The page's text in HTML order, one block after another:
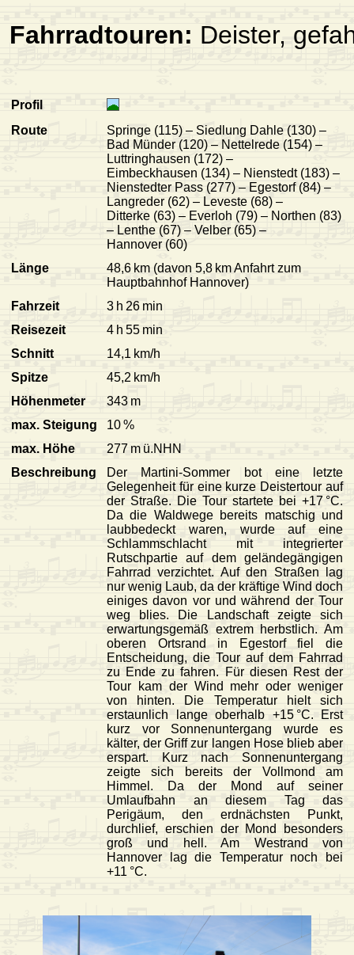
Fahrradtouren: Deister,
Profil
Route
Springe (115) – Siedlung Dahle (130) –
Bad Münder (120) – Nettelrede (154) –
Luttringhausen (172) –
Eimbeckhausen (134) – Nienstedt (183) –
Nienstedter Pass (277) – Egestorf (84) –
Langreder (62) – Leveste (68) –
Ditterke (63) – Everloh (79) – Northen (83)
– Lenthe (67) – Velber (65) –
Hannover (60)
Länge
48,6 km (davon 5,8 km Anfahrt zum
Hauptbahnhof Hannover)
Fahrzeit
3 h 26 min
Reisezeit
4 h 55 min
Schnitt
14,1 km/h
Spitze
45,2 km/h
Höhenmeter
343 m
max. Steigung
10 %
max. Höhe
277 m ü.NHN
Beschreibung
Der Martini-Sommer bot eine letzte
Gelegenheit für eine kurze Deistertour auf
der Straße. Die Tour startete bei +17 °C.
Da die Waldwege bereits matschig und
laubbedeckt waren, wurde auf eine
Schlammschlacht mit integrierter
Rutschpartie auf dem geländegängigen
Fahrrad verzichtet. Auf den Straßen lag
nur wenig Laub, da der kräftige Wind doch
einiges davon vor und während der Tour
weg blies. Die Landschaft zeigte sich
erwartungsgemäß extrem herbstlich. Am
oberen Ortsrand in Egestorf fiel die
Entscheidung, die Tour auf dem Fahrrad
zu Ende zu fahren. Für diesen Rest der
Tour kam der Wind mehr oder weniger
von hinten. Die Temperatur hielt sich
erstaunlich lange oberhalb +15 °C. Erst
kurz vor Sonnenuntergang wurde es
kälter, der Griff zur langen Hose blieb aber
erspart. Kurz nach Sonnenuntergang
zeigte sich bereits der Vollmond am
Himmel. Da der Mond auf seiner
Umlaufbahn an diesem Tag das
Perigäum, den erdnächsten Punkt,
durchlief, erschien der Mond besonders
groß und hell. Am Westrand von
Hannover lag die Temperatur noch bei
+11 °C.